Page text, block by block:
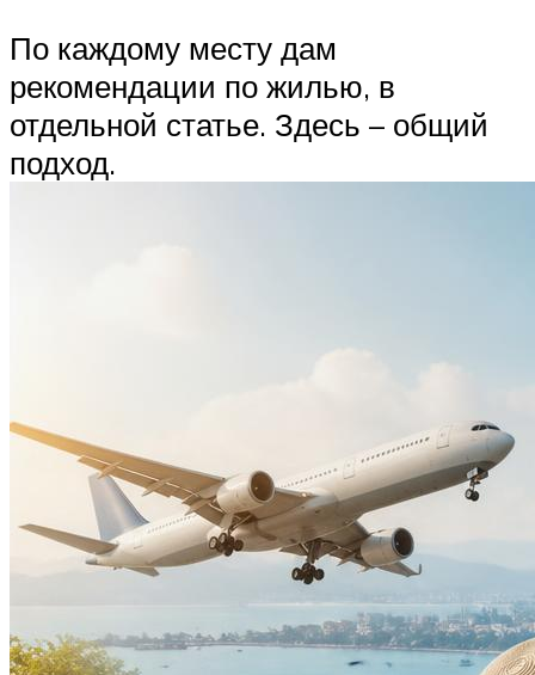
По каждому месту дам
рекомендации по жилью, в
отдельной статье. Здесь – общий
подход.